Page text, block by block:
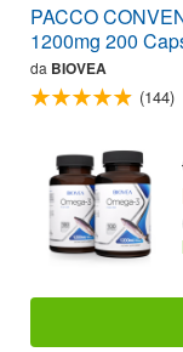
PACCO
1200mg 200
da BIOVEA
(144)